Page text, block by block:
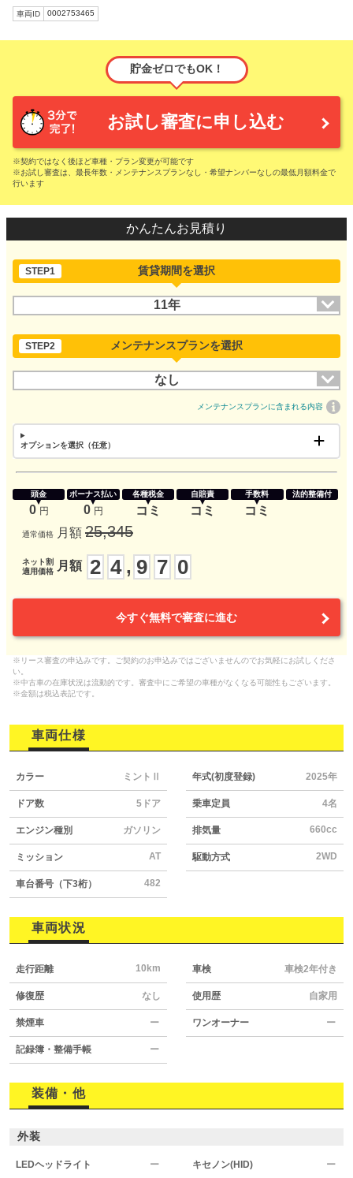
車両ID 0002753465
貯金ゼロでもOK！
お試し審査に申し込む
※契約ではなく後ほど車種・プラン変更が可能です
※お試し審査は、最長年数・メンテナンスプランなし・希望ナンバーなしの最低月額料金で
行います
かんたんお見積り
STEP1 賃貸期間を選択
11年
STEP2 メンテナンスプランを選択
なし
メンテナンスプランに含まれる内容
オプションを選択（任意）
頭金
0 円
ボーナス払い
0 円
各種税金
コミ
自賠責
コミ
手数料
コミ
法的整備付
通常価格 月額 25,345
ネット割
適用価格
月額 2 4 , 9 7 0
今すぐ無料で審査に進む
※リース審査の申込みです。ご契約のお申込みではございませんのでお気軽にお試しくださ
い。
※中古車の在庫状況は流動的です。審査中にご希望の車種がなくなる可能性もございます。
※金額は税込表記です。
車両仕様
カラー ミントⅡ 年式(初度登録) 2025年
ドア数 5ドア 乗車定員 4名
エンジン種別 ガソリン 排気量 660cc
ミッション AT 駆動方式 2WD
車台番号（下3桁） 482
車両状況
走行距離 10km 車検 車検2年付き
修復歴 なし 使用歴 自家用
禁煙車 ー ワンオーナー ー
記録簿・整備手帳 ー
装備・他
外装
LEDヘッドライト ー キセノン(HID) ー